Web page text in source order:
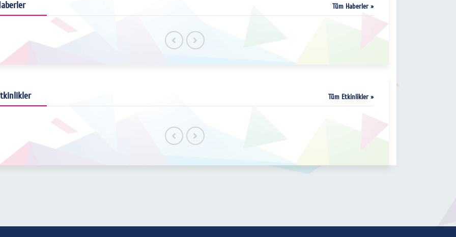
Tüm Haberler »
Tüm Etkinlikler »